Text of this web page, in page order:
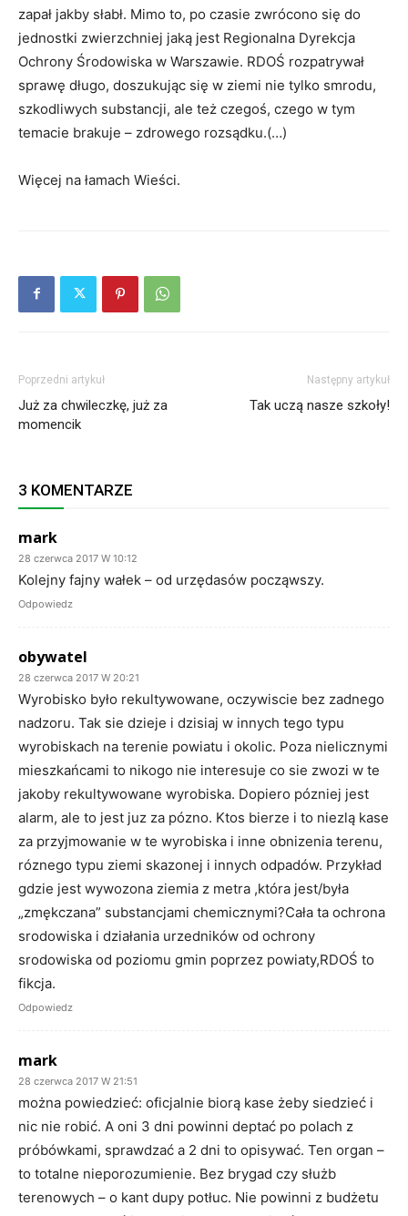
zapał jakby słabł. Mimo to, po czasie zwrócono się do
jednostki zwierzchniej jaką jest Regionalna Dyrekcja
Ochrony Środowiska w Warszawie. RDOŚ rozpatrywał
sprawę długo, doszukując się w ziemi nie tylko smrodu,
szkodliwych substancji, ale też czegoś, czego w tym
temacie brakuje – zdrowego rozsądku.(…)
Więcej na łamach Wieści.
Poprzedni artykuł
Już za chwileczkę, już za
momencik
Następny artykuł
Tak uczą nasze szkoły!
3 KOMENTARZE
mark
28 czerwca 2017 W 10:12
Kolejny fajny wałek – od urzędasów począwszy.
Odpowiedz
obywatel
28 czerwca 2017 W 20:21
Wyrobisko było rekultywowane, oczywiscie bez zadnego
nadzoru. Tak sie dzieje i dzisiaj w innych tego typu
wyrobiskach na terenie powiatu i okolic. Poza nielicznymi
mieszkańcami to nikogo nie interesuje co sie zwozi w te
jakoby rekultywowane wyrobiska. Dopiero pózniej jest
alarm, ale to jest juz za pózno. Ktos bierze i to niezlą kase
za przyjmowanie w te wyrobiska i inne obnizenia terenu,
róznego typu ziemi skazonej i innych odpadów. Przykład
gdzie jest wywozona ziemia z metra ,która jest/była
„zmękczana” substancjami chemicznymi?Cała ta ochrona
srodowiska i działania urzedników od ochrony
srodowiska od poziomu gmin poprzez powiaty,RDOŚ to
fikcja.
Odpowiedz
mark
28 czerwca 2017 W 21:51
można powiedzieć: oficjalnie biorą kase żeby siedzieć i
nic nie robić. A oni 3 dni powinni deptać po polach z
próbówkami, sprawdzać a 2 dni to opisywać. Ten organ –
to totalne nieporozumienie. Bez brygad czy służb
terenowych – o kant dupy potłuc. Nie powinni z budżetu